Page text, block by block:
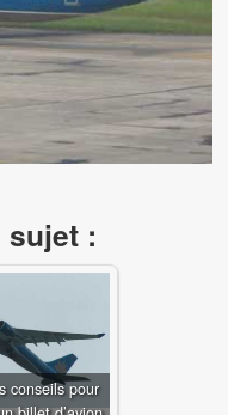
découvrez les alentours
Delta du Mékong
à La Gi, bord de mer
1 nuit)
/ 2 nuits)
:
conseils pour